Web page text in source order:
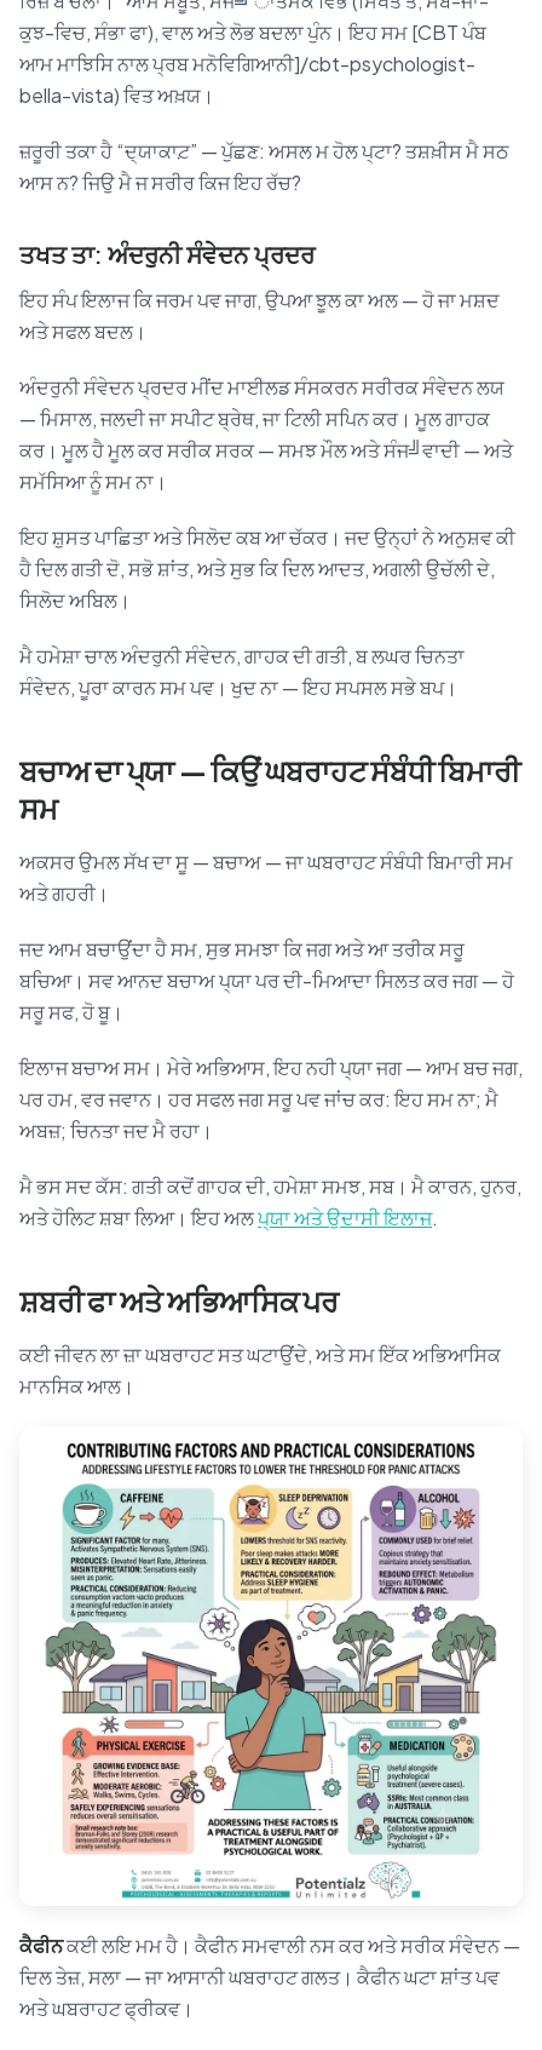
ਕੁਝ-ਵਿਚ, ਸੰਭਾ ਫਾ), ਵਾਲ ਅਤੇ ਲੋਭ ਬਦਲਾ ਪੁੰਨ। ਇਹ ਸਮ [CBT ਪੰਬ
ਆਮ ਮਾਝਿਸਿ ਨਾਲ ਪ੍ਰਬ ਮਨੋਵਿਗਿਆਨੀ]/cbt-psychologist-
bella-vista) ਵਿਤ ਅਖ਼ਯ।
ਜ਼ਰੂਰੀ ਤਕਾ ਹੈ “ਦ੍ਯਾਕਾਟ਼” — ਪੁੱਛਣ: ਅਸਲ ਮ ਹੋਲ ਪ੍ਟਾ? ਤਸ਼ਖ਼ੀਸ ਮੈ ਸਠ
ਆਸ ਨ? ਜਿਉ ਮੈ ਜ ਸਰੀਰ ਕਿਜ ਇਹ ਰੱਚ?
ਤਖਤ ਤਾ: ਅੰਦਰੁਨੀ ਸੰਵੇਦਨ ਪ੍ਰਦਰ
ਇਹ ਸੰਪ ਇਲਾਜ ਕਿ ਜਰਮ ਪਵ ਜਾਗ, ਉਪਆ ਝੂਲ ਕਾ ਅਲ — ਹੋ ਜਾ ਮਸ਼ਦ
ਅਤੇ ਸਫਲ ਬਦਲ।
ਅੰਦਰੁਨੀ ਸੰਵੇਦਨ ਪ੍ਰਦਰ ਮੀਂਦ ਮਾਈਲਡ ਸੰਸਕਰਨ ਸਰੀਰਕ ਸੰਵੇਦਨ ਲਯ
— ਮਿਸਾਲ, ਜਲਦੀ ਜਾ ਸਪੀਟ ਬ੍ਰੇਥ, ਜਾ ਟਿਲੀ ਸਪਿਨ ਕਰ। ਮੂਲ ਗਾਹਕ
ਕਰ। ਮੂਲ ਹੈ ਮੂਲ ਕਰ ਸਰੀਕ ਸਰਕ — ਸਮਝ ਮੌਲ ਅਤੇ ਸੰਜ╝ਵਾਦੀ — ਅਤੇ
ਸਮੱਸਿਆ ਨੂੰ ਸਮ ਨਾ।
ਇਹ ਸ਼ੁਸਤ ਪਾਛਿਤਾ ਅਤੇ ਸਿਲੋਦ ਕਬ ਆ ਚੱਕਰ। ਜਦ ਉਨ੍ਹਾਂ ਨੇ ਅਨੁਸ਼ਵ ਕੀ
ਹੈ ਦਿਲ ਗਤੀ ਦੋ, ਸਭੋ ਸ਼ਾਂਤ, ਅਤੇ ਸੁਭ ਕਿ ਦਿਲ ਆਦਤ, ਅਗਲੀ ਉਚੱਲੀ ਦੇ,
ਸਿਲੋਦ ਅਬਿਲ।
ਮੈ ਹਮੇਸ਼ਾ ਚਾਲ ਅੰਦਰੁਨੀ ਸੰਵੇਦਨ, ਗਾਹਕ ਦੀ ਗਤੀ, ਬ ਲਘਰ ਚਿਨਤਾ
ਸੰਵੇਦਨ, ਪੂਰਾ ਕਾਰਨ ਸਮ ਪਵ। ਖੁਦ ਨਾ — ਇਹ ਸਪਸਲ ਸਭੇ ਬਪ।
ਬਚਾਅ ਦਾ ਪ੍ਯਾ — ਕਿਉਂ ਘਬਰਾਹਟ ਸੰਬੰਧੀ ਬਿਮਾਰੀ
ਸਮ
ਅਕਸਰ ਉਮਲ ਸੱਖ ਦਾ ਸੂ — ਬਚਾਅ — ਜਾ ਘਬਰਾਹਟ ਸੰਬੰਧੀ ਬਿਮਾਰੀ ਸਮ
ਅਤੇ ਗਹਰੀ।
ਜਦ ਆਮ ਬਚਾਉਂਦਾ ਹੈ ਸਮ, ਸੁਭ ਸਮਝਾ ਕਿ ਜਗ ਅਤੇ ਆ ਤਰੀਕ ਸਰੂ
ਬਚਿਆ। ਸਵ ਆਨਦ ਬਚਾਅ ਪ੍ਯਾ ਪਰ ਦੀ-ਮਿਆਦਾ ਸਿਲਤ ਕਰ ਜਗ — ਹੋ
ਸਰੂ ਸਫ, ਹੋ ਬੂ।
ਇਲਾਜ ਬਚਾਅ ਸਮ। ਮੇਰੇ ਅਭਿਆਸ, ਇਹ ਨਹੀ ਪ੍ਯਾ ਜਗ — ਆਮ ਬਚ ਜਗ,
ਪਰ ਹਮ, ਵਰ ਜਵਾਨ। ਹਰ ਸਫਲ ਜਗ ਸਰੂ ਪਵ ਜਾਂਚ ਕਰ: ਇਹ ਸਮ ਨਾ; ਮੈ
ਅਬਜ਼; ਚਿਨਤਾ ਜਦ ਮੈ ਰਹਾ।
ਮੈ ਭਸ ਸਦ ਕੱਸ: ਗਤੀ ਕਦੋਂ ਗਾਹਕ ਦੀ, ਹਮੇਸ਼ਾ ਸਮਝ, ਸਬ। ਮੈ ਕਾਰਨ, ਹੁਨਰ,
ਅਤੇ ਹੋਲਿਟ ਸ਼ਬਾ ਲਿਆ। ਇਹ ਅਲਪ੍ਯਾ ਅਤੇ ਉਦਾਸੀ ਇਲਾਜ.
ਸ਼ਬਰੀ ਫਾ ਅਤੇ ਅਭਿਆਸਿਕ ਪਰ
ਕਈ ਜੀਵਨ ਲਾ ਜ਼ਾ ਘਬਰਾਹਟ ਸਤ ਘਟਾਉਂਦੇ, ਅਤੇ ਸਮ ਇੱਕ ਅਭਿਆਸਿਕ
ਮਾਨਸਿਕ ਆਲ।
ਕੈਫੀਨਕਈ ਲਇ ਮਮ ਹੈ। ਕੈਫੀਨ ਸਮਵਾਲੀ ਨਸ ਕਰ ਅਤੇ ਸਰੀਕ ਸੰਵੇਦਨ —
ਦਿਲ ਤੇਜ਼, ਸਲਾ — ਜਾ ਆਸਾਨੀ ਘਬਰਾਹਟ ਗਲਤ। ਕੈਫੀਨ ਘਟਾ ਸ਼ਾਂਤ ਪਵ
ਅਤੇ ਘਬਰਾਹਟ ਫ੍ਰੀਕਵ।